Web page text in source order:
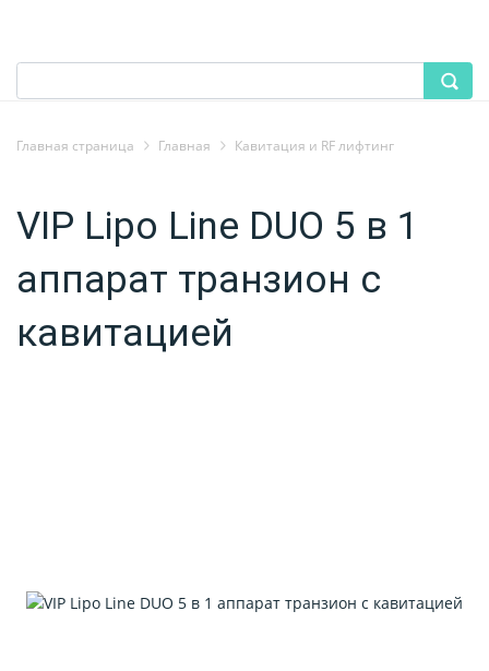
Главная страница Главная Кавитация и RF лифтинг
VIP Lipo Line DUO 5 в 1
аппарат транзион с
кавитацией